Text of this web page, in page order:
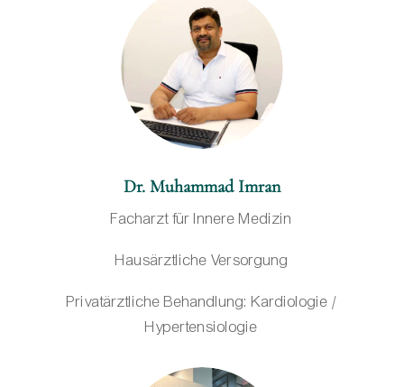
Dr. Muhammad Imran
Facharzt für Innere Medizin
Hausärztliche Versorgung
Privatärztliche Behandlung: Kardiologie /
Hypertensiologie